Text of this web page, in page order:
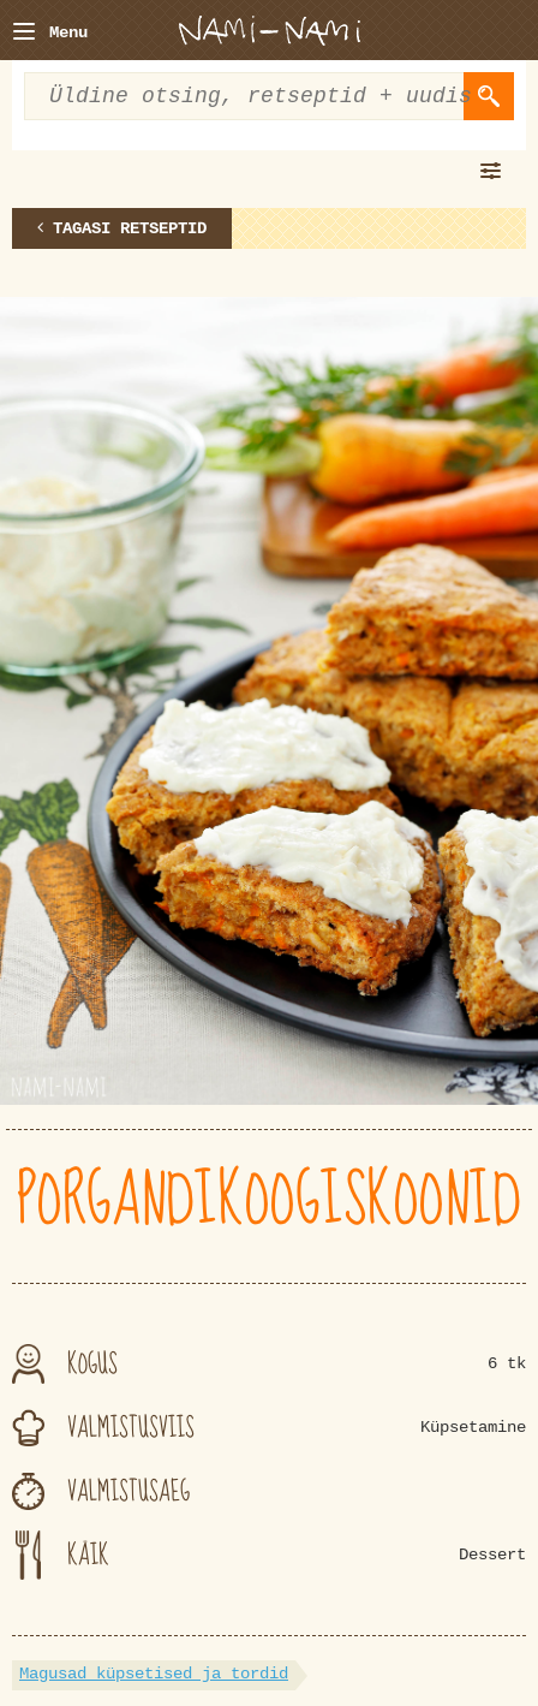
Menu
TAGASI RETSEPTID
PORGANDIKOOGISKOONID
KOGUS 6 tk
VALMISTUSVIIS Küpsetamine
VALMISTUSAEG
KÄIK
Dessert
Magusad küpsetised ja tordid